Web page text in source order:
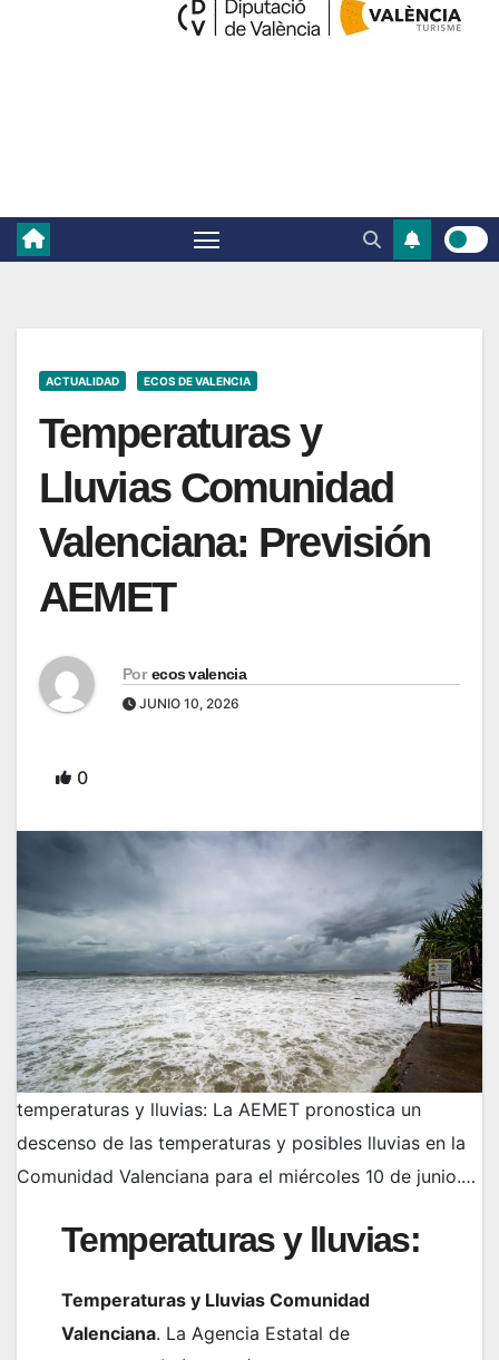
ACTUALIDAD ECOS DE VALENCIA
Temperaturas y
Lluvias Comunidad
Valenciana: Previsión
AEMET
Por ecos valencia
JUNIO 10, 2026
0
temperaturas y lluvias: La AEMET pronostica un
descenso de las temperaturas y posibles lluvias en la
Comunidad Valenciana para el miércoles 10 de junio.…
Temperaturas y lluvias:
Temperaturas y Lluvias Comunidad
Valenciana. La Agencia Estatal de